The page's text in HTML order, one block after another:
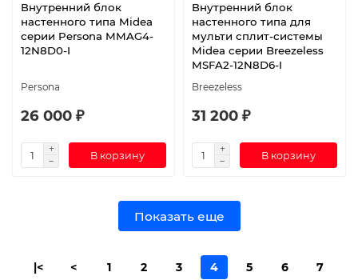
Внутренний блок
настенного типа Midea
серии Persona MMAG4-
12N8D0-I
Persona
26 000 ₽
В корзину
Внутренний блок
настенного типа для
мульти сплит-системы
Midea серии Breezeless
MSFA2-12N8D6-I
Breezeless
31 200 ₽
В корзину
Показать еще
|< < 1 2 3 4 5 6 7